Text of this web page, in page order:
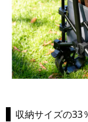
収納サイズの33